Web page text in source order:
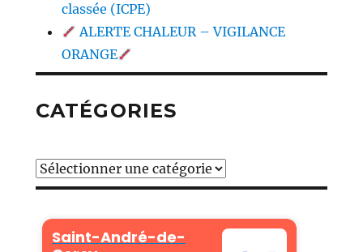
classée (ICPE)
ALERTE CHALEUR – VIGILANCE
ORANGE
CATÉGORIES
Catégories